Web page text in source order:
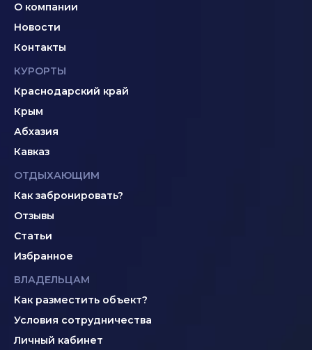
О компании
Новости
Контакты
КУРОРТЫ
Краснодарский край
Крым
Абхазия
Кавказ
ОТДЫХАЮЩИМ
Как забронировать?
Отзывы
Статьи
Избранное
ВЛАДЕЛЬЦАМ
Как разместить объект?
Условия сотрудничества
Личный кабинет